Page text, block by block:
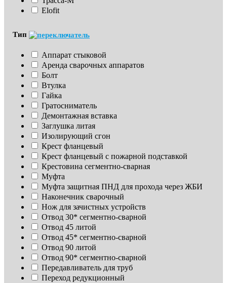
Elofit
Тип
Аппарат стыковой
Аренда сварочных аппаратов
Болт
Втулка
Гайка
Гратосниматель
Демонтажная вставка
Заглушка литая
Изoлирующий сгон
Крест фланцевый
Крест фланцевый с пожарной подставкой
Крестовина сегментно-сварная
Муфта
Муфта защитная ПНД для прохода через ЖБИ
Наконечник сварочный
Нож для зачистных устройств
Отвод 30* сегментно-сварной
Отвод 45 литой
Отвод 45* сегментно-сварной
Отвод 90 литой
Отвод 90* сегментно-сварной
Передавливатель для труб
Переход редукционный